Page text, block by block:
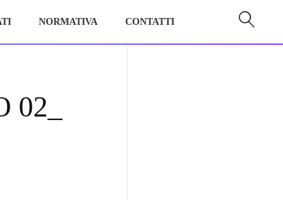
NORMATIVA CONTATTI